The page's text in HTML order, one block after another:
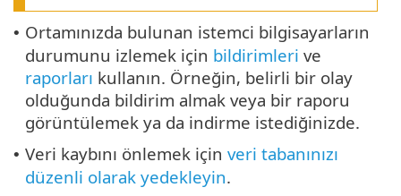
• Ortamınızda bulunan istemci bilgisayarların
durumunu izlemek için bildirimleri ve
raporları kullanın. Örneğin, belirli bir olay
olduğunda bildirim almak veya bir raporu
görüntülemek ya da indirme istediğinizde.
• Veri kaybını önlemek için veri tabanınızı
düzenli olarak yedekleyin.